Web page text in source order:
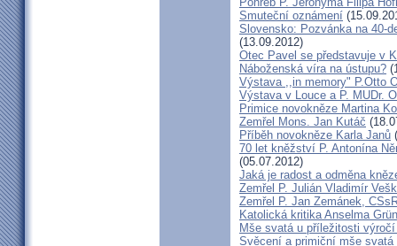
Smuteční oznámení
Slovensko: Pozvánka na 40-
(13.09.2012)
Otec Pavel se představuje v
Náboženská víra na ústupu?
Výstava ,,in memory" P.Otto
Výstava v Louce a P. MUDr.
Primice novokněze Martina
Zemřel Mons. Jan Kutáč
Příběh novokněze Karla Janů
70 let kněžství P. Antonína
(05.07.2012)
Jaká je radost a odměna
Zemřel P. Julián Vladimír
Zemřel P. Jan Zemánek,
Katolická kritika Anselma
Mše svatá u příležitosti
Svěcení a primiční mše